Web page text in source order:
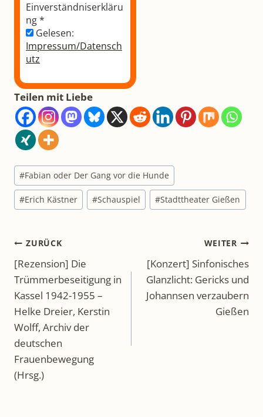
Einverständniserkläru
ng*
Gelesen:
Impressum/Datensch
utz
Teilen mit Liebe
Schlagworte:
#Fabian oder Der Gang vor die Hunde
#Erich Kästner #Schauspiel #Stadttheater Gießen
Beitragsnavigation
ZURÜCK
[Rezension] Die
Trümmerbeseitigung in
Kassel 1942-1955 –
Helke Dreier, Kerstin
Wolff, Archiv der
deutschen
Frauenbewegung
(Hrsg.)
WEITER
[Konzert] Sinfonisches
Glanzlicht: Gericks und
Johannsen verzaubern
Gießen